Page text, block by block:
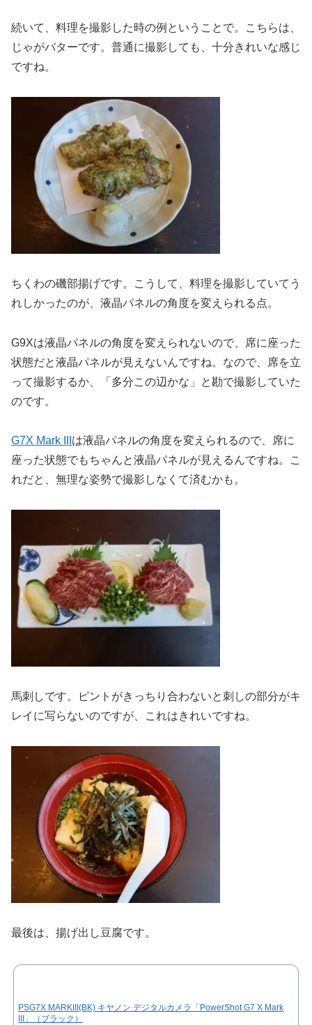
続いて、料理を撮影した時の例ということで。こちらは、
じゃがバターです。普通に撮影しても、十分きれいな感じ
ですね。
ちくわの磯部揚げです。こうして、料理を撮影していてう
れしかったのが、液晶パネルの角度を変えられる点。
G9Xは液晶パネルの角度を変えられないので、席に座った
状態だと液晶パネルが見えないんですね。なので、席を立
って撮影するか、「多分この辺かな」と勘で撮影していた
のです。
G7X Mark III は液晶パネルの角度を変えられるので、席に
座った状態でもちゃんと液晶パネルが見えるんですね。こ
れだと、無理な姿勢で撮影しなくて済むかも。
馬刺しです。ピントがきっちり合わないと刺しの部分がキ
レイに写らないのですが、これはきれいですね。
最後は、揚げ出し豆腐です。
PSG7X MARKIII(BK) キヤノン デジタルカメラ「PowerShot G7 X Mark
III」（ブラック）